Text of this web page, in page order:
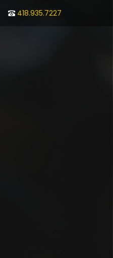
418.935.7227